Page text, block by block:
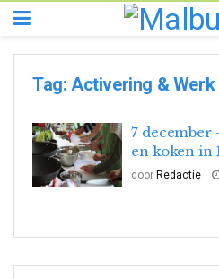
Tag: Activering & Werk
7 december
en koken in
door Redactie